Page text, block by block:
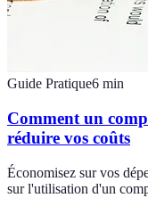
Guide Pratique6 min
Comment un
réduire vos coûts
Économisez sur vos
sur l'utilisation d'un